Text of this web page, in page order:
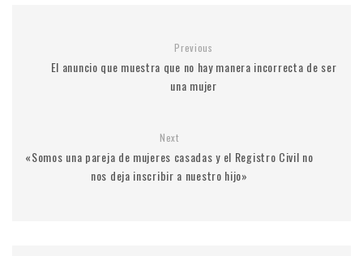
Previous
El anuncio que muestra que no hay manera incorrecta de ser
una mujer
Next
«Somos una pareja de mujeres casadas y el Registro Civil no
nos deja inscribir a nuestro hijo»